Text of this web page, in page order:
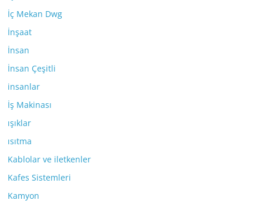
İç Mekan Dwg
İnşaat
İnsan
İnsan Çeşitli
insanlar
İş Makinası
ışıklar
ısıtma
Kablolar ve iletkenler
Kafes Sistemleri
Kamyon